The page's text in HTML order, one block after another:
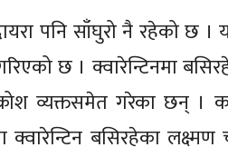
पनि साँघुरो नै रहेको छ ।
छ । क्वारेन्टिनमा
व्यक्तसमेत गरेका छन् ।
क्वारेन्टिन बसिरहेका